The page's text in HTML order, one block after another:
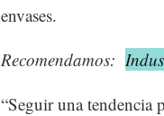
envases.
Recomendamos:
“Seguir una tendencia